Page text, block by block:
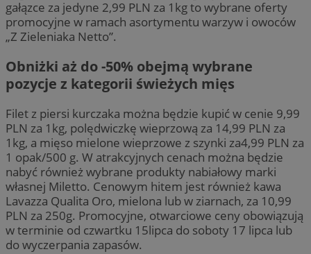
gałązce za jedyne 2,99 PLN za 1kg to wybrane oferty
promocyjne w ramach asortymentu warzyw i owoców
„Z Zieleniaka Netto”.
Obniżki aż do -50% obejmą wybrane
pozycje z kategorii świeżych mięs
Filet z piersi kurczaka można będzie kupić w cenie 9,99
PLN za 1kg, polędwiczkę wieprzową za 14,99 PLN za
1kg, a mięso mielone wieprzowe z szynki za4,99 PLN za
1 opak/500 g. W atrakcyjnych cenach można będzie
nabyć również wybrane produkty nabiałowy marki
własnej Miletto. Cenowym hitem jest również kawa
Lavazza Qualita Oro, mielona lub w ziarnach, za 10,99
PLN za 250g. Promocyjne, otwarciowe ceny obowiązują
w terminie od czwartku 15lipca do soboty 17 lipca lub
do wyczerpania zapasów.